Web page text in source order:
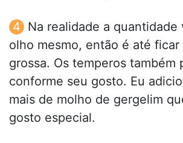
Na realidade a quantidade
olho mesmo, então é até ficar
grossa. Os temperos também
conforme seu gosto. Eu
mais de molho de gergelim
gosto especial.